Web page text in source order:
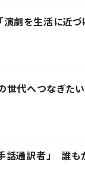
劇を生活に近づ
世代へつなぎ
話通訳者」 誰